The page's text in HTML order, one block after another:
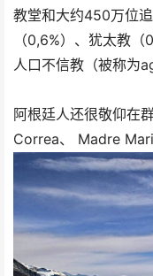
教堂和大约450万位
（0,6%）、犹太教
人口不信教（被称为
阿根廷人还很敬仰在
Correa、 Madre